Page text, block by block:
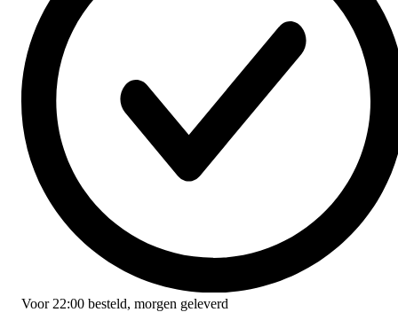
Voor 22:00 besteld, morgen geleverd